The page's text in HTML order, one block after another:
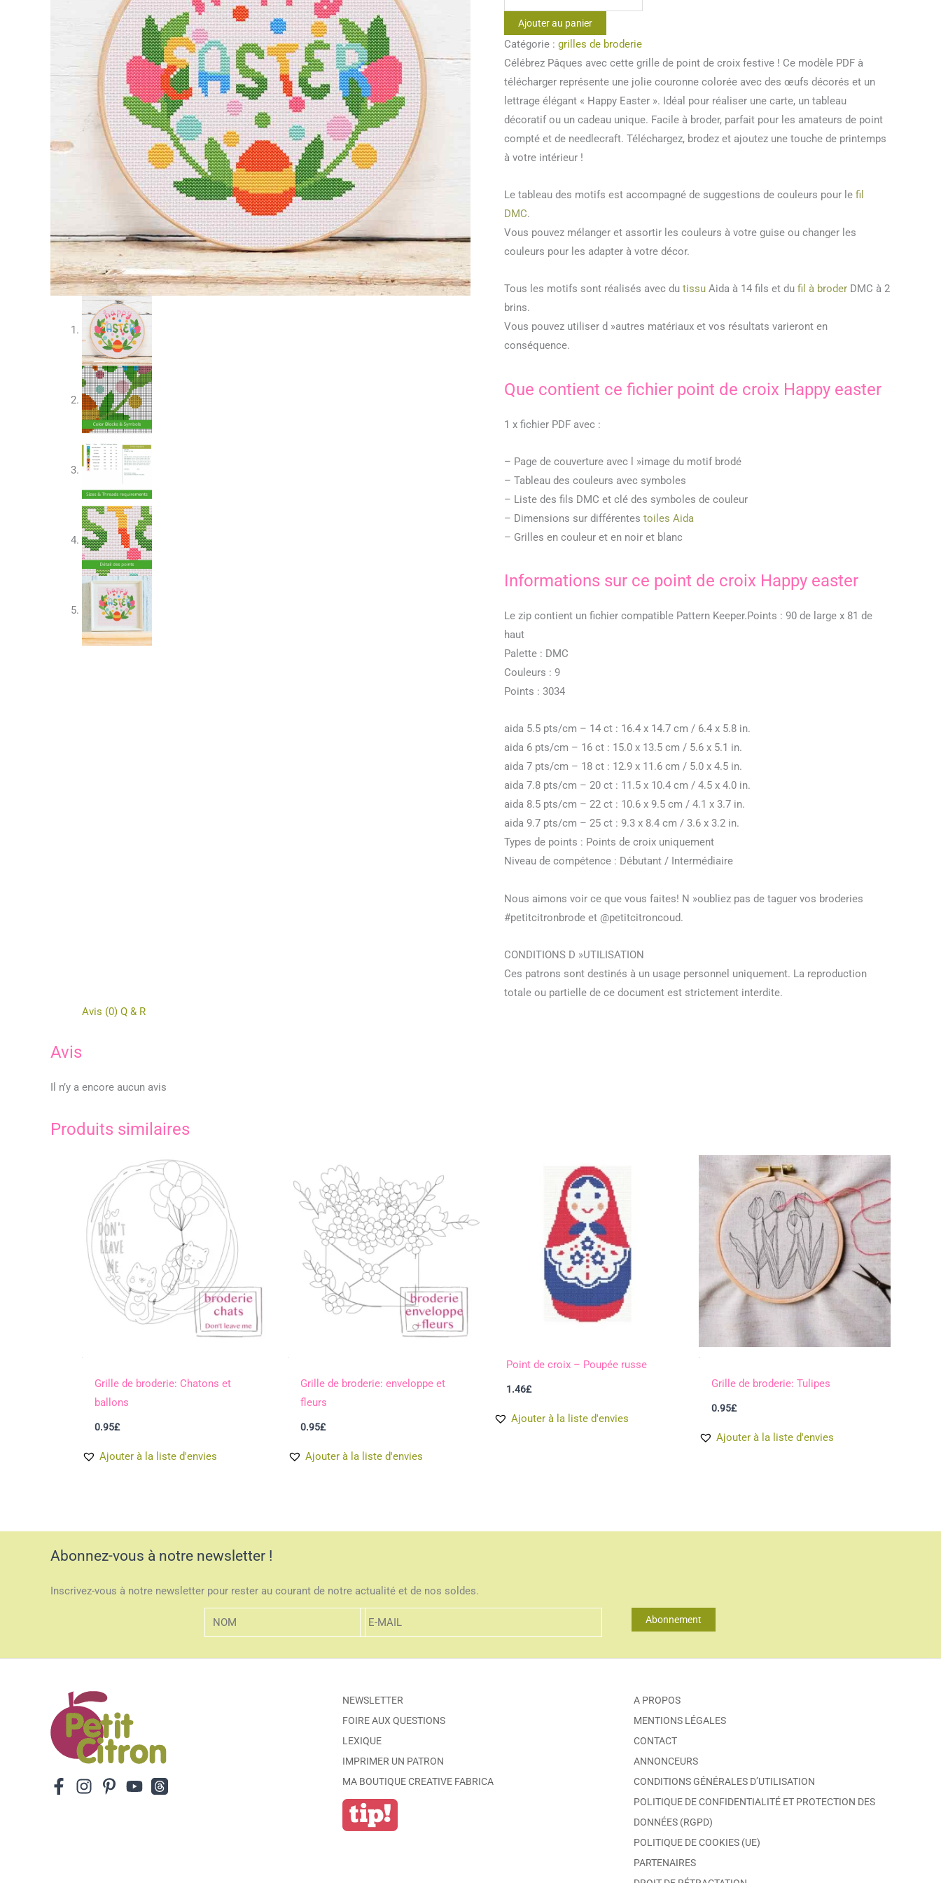
de
Point
de
croix
Happy
easter
Ajouter au panier
Catégorie : grilles de broderie
Célébrez Pâques avec cette grille de point de croix festive ! Ce modèle PDF à
télécharger représente une jolie couronne colorée avec des œufs décorés et un
lettrage élégant « Happy Easter ». Idéal pour réaliser une carte, un tableau
décoratif ou un cadeau unique. Facile à broder, parfait pour les amateurs de point
compté et de needlecraft. Téléchargez, brodez et ajoutez une touche de printemps
à votre intérieur !
Le tableau des motifs est accompagné de suggestions de couleurs pour le fil
DMC.
Vous pouvez mélanger et assortir les couleurs à votre guise ou changer les
couleurs pour les adapter à votre décor.
Tous les motifs sont réalisés avec du tissu Aida à 14 fils et du fil à broder DMC à 2
brins.
Vous pouvez utiliser d »autres matériaux et vos résultats varieront en
conséquence.
Que contient ce fichier point de croix Happy easter
1 x fichier PDF avec :
– Page de couverture avec l »image du motif brodé
– Tableau des couleurs avec symboles
– Liste des fils DMC et clé des symboles de couleur
– Dimensions sur différentes toiles Aida
– Grilles en couleur et en noir et blanc
Informations sur ce point de croix Happy easter
Le zip contient un fichier compatible Pattern Keeper.Points : 90 de large x 81 de
haut
Palette : DMC
Couleurs : 9
Points : 3034
aida 5.5 pts/cm – 14 ct : 16.4 x 14.7 cm / 6.4 x 5.8 in.
aida 6 pts/cm – 16 ct : 15.0 x 13.5 cm / 5.6 x 5.1 in.
aida 7 pts/cm – 18 ct : 12.9 x 11.6 cm / 5.0 x 4.5 in.
aida 7.8 pts/cm – 20 ct : 11.5 x 10.4 cm / 4.5 x 4.0 in.
aida 8.5 pts/cm – 22 ct : 10.6 x 9.5 cm / 4.1 x 3.7 in.
aida 9.7 pts/cm – 25 ct : 9.3 x 8.4 cm / 3.6 x 3.2 in.
Types de points : Points de croix uniquement
Niveau de compétence : Débutant / Intermédiaire
Nous aimons voir ce que vous faites! N »oubliez pas de taguer vos broderies
#petitcitronbrode et @petitcitroncoud.
CONDITIONS D »UTILISATION
Ces patrons sont destinés à un usage personnel uniquement. La reproduction
totale ou partielle de ce document est strictement interdite.
Avis (0) Q & R
Avis
Il n’y a encore aucun avis
Produits similaires
Grille de broderie: Chatons et
ballons
0.95£
Ajouter à la liste d'envies
Grille de broderie: enveloppe et
fleurs
0.95£
Ajouter à la liste d'envies
Point de croix – Poupée russe
1.46£
Ajouter à la liste d'envies
Grille de broderie: Tulipes
0.95£
Ajouter à la liste d'envies
Abonnez-vous à notre newsletter !
Inscrivez-vous à notre newsletter pour rester au courant de notre actualité et de nos soldes.
Abonnement
NEWSLETTER
FOIRE AUX QUESTIONS
LEXIQUE
IMPRIMER UN PATRON
MA BOUTIQUE CREATIVE FABRICA
A PROPOS
MENTIONS LÉGALES
CONTACT
ANNONCEURS
CONDITIONS GÉNÉRALES D’UTILISATION
POLITIQUE DE CONFIDENTIALITÉ ET PROTECTION DES
DONNÉES (RGPD)
POLITIQUE DE COOKIES (UE)
PARTENAIRES